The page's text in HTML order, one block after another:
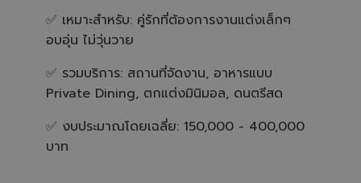
✅ เหมาะสำหรับ: คู่รักที่ต้องการงานแต่งเล็กๆ
อบอุ่น ไม่วุ่นวาย
✅ รวมบริการ: สถานที่จัดงาน, อาหารแบบ
Private Dining, ตกแต่งมินิมอล, ดนตรีสด
✅ งบประมาณโดยเฉลี่ย: 150,000 - 400,000
บาท